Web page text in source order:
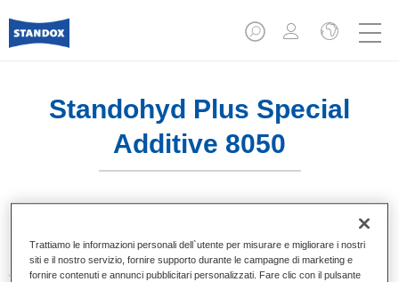
Standohyd Plus Special
Additive 8050
più efficienti e affidabili. Standohyd Plus Special Additive
8050 è usato per applicazioni triplo-strato per assicurare la
Trattiamo le informazioni personali dell`utente per misurare e migliorare i nostri
siti e il nostro servizio, fornire supporto durante le campagne di marketing e
fornire contenuti e annunci pubblicitari personalizzati. Fare clic con il pulsante